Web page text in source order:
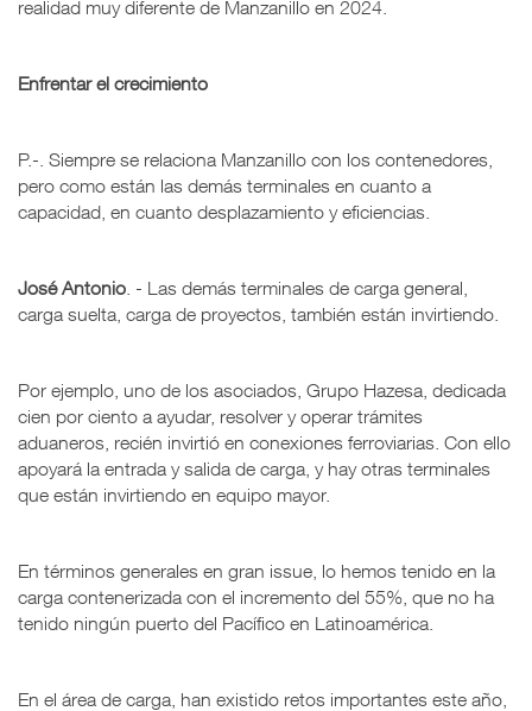
realidad muy diferente de Manzanillo en 2024.
Enfrentar el crecimiento
P.-. Siempre se relaciona Manzanillo con los contenedores,
pero como están las demás terminales en cuanto a
capacidad, en cuanto desplazamiento y eficiencias.
José Antonio . - Las demás terminales de carga general,
carga suelta, carga de proyectos, también están invirtiendo.
Por ejemplo, uno de los asociados, Grupo Hazesa, dedicada
cien por ciento a ayudar, resolver y operar trámites
aduaneros, recién invirtió en conexiones ferroviarias. Con ello
apoyará la entrada y salida de carga, y hay otras terminales
que están invirtiendo en equipo mayor.
En términos generales en gran issue, lo hemos tenido en la
carga contenerizada con el incremento del 55%, que no ha
tenido ningún puerto del Pacífico en Latinoamérica.
En el área de carga, han existido retos importantes este año,